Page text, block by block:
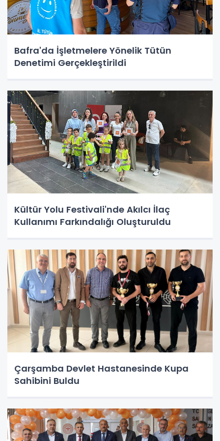
Bafra'da İşletmelere Yönelik Tütün
Denetimi Gerçekleştirildi
Kültür Yolu Festivali'nde Akılcı İlaç
Kullanımı Farkındalığı Oluşturuldu
Çarşamba Devlet Hastanesinde Kupa
Sahibini Buldu